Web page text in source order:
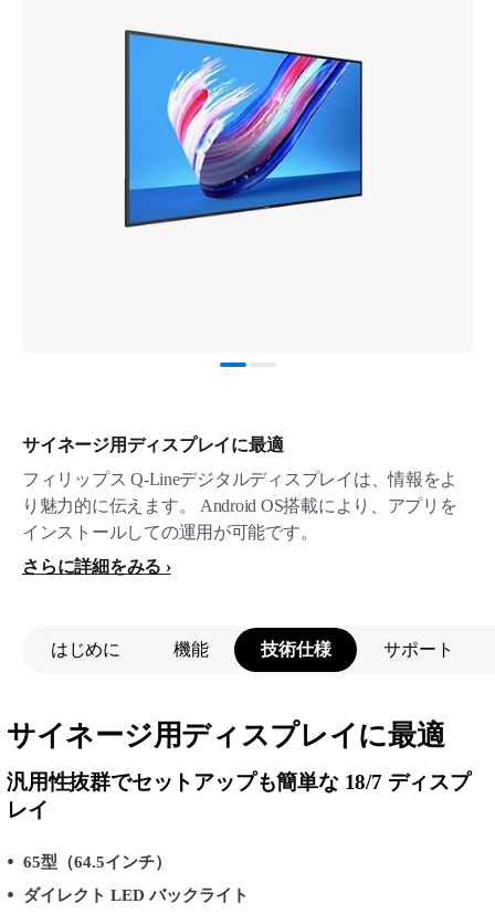
サイネージ用ディスプレイに最適
フィリップス Q-Lineデジタルディスプレイは、情報をよ
り魅力的に伝えます。 Android OS搭載により、アプリを
インストールしての運用が可能です。
さらに詳細をみる
はじめに 機能 技術仕様 サポート
サイネージ用ディスプレイに最適
汎用性抜群でセットアップも簡単な 18/7 ディスプ
レイ
65型（64.5インチ）
ダイレクト LED バックライト